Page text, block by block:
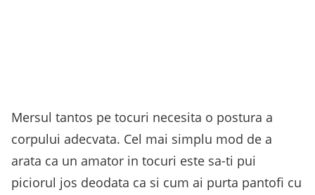
Mersul tantos pe tocuri necesita o postura a
corpului adecvata. Cel mai simplu mod de a
arata ca un amator in tocuri este sa-ti pui
piciorul jos deodata ca si cum ai purta pantofi cu